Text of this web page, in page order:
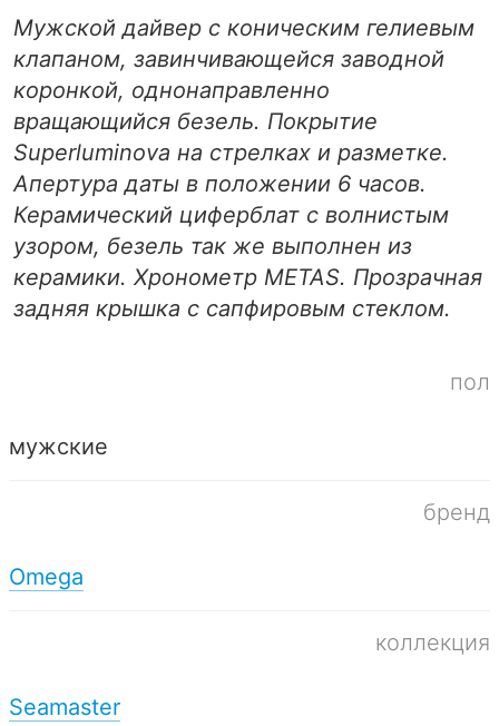
Мужской дайвер с коническим гелиевым
клапаном, завинчивающейся заводной
коронкой, однонаправленно
вращающийся безель. Покрытие
Superluminova на стрелках и разметке.
Апертура даты в положении 6 часов.
Керамический циферблат с волнистым
узором, безель так же выполнен из
керамики. Хронометр METAS. Прозрачная
задняя крышка с сапфировым стеклом.
пол
мужские
бренд
Omega
коллекция
Seamaster